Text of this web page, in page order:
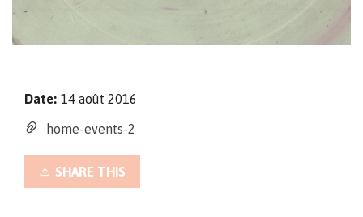
Date: 14 août 2016
home-events-2
SHARE THIS